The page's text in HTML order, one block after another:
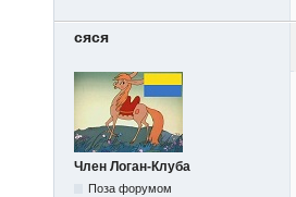
сяся
Член Логан-Клуба
Поза форумом